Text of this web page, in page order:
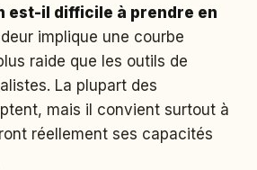
est-il difficile à prendre en
implique une courbe
raide que les outils de
La plupart des
mais il convient surtout à
réellement ses capacités